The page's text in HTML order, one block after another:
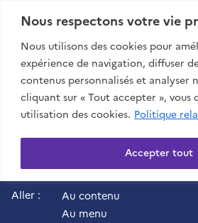
Nous respectons votre vie
Nous utilisons des cookies pour
expérience de navigation, diffuser
contenus personnalisés et analyser
cliquant sur « Tout accepter », vous
utilisation des cookies. Politique
Accepter tout
Aller :
Au contenu
Au menu